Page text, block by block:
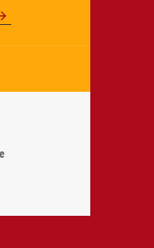
Human – CD-Review